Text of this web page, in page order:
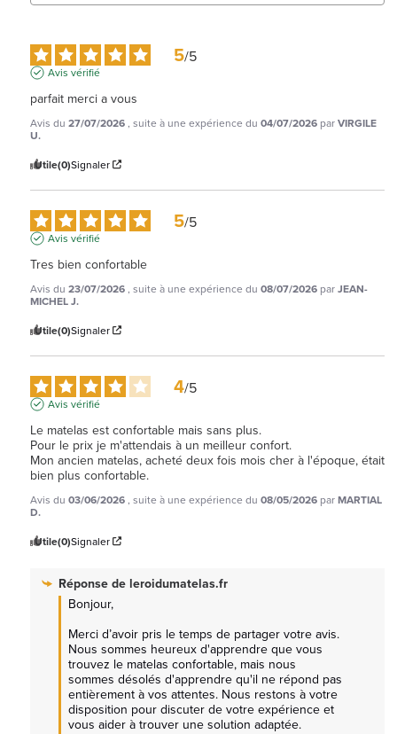
5/5
Avis vérifié
parfait merci a vous
Avis du 27/07/2026, suite à une expérience du 04/07/2026 parVIRGILE
U.
Utile(0)Signaler
5/5
Avis vérifié
Tres bien confortable
Avis du 23/07/2026, suite à une expérience du 08/07/2026 parJEAN-
MICHEL J.
Utile(0)Signaler
4/5
Avis vérifié
Le matelas est confortable mais sans plus.
Pour le prix je m'attendais à un meilleur confort.
Mon ancien matelas, acheté deux fois mois cher à l'époque, était
bien plus confortable.
Avis du 03/06/2026, suite à une expérience du 08/05/2026 parMARTIAL
D.
Utile(0)Signaler
Réponse de leroidumatelas.fr
Bonjour,
Merci d’avoir pris le temps de partager votre avis.
Nous sommes heureux d'apprendre que vous
trouvez le matelas confortable, mais nous
sommes désolés d'apprendre qu'il ne répond pas
entièrement à vos attentes. Nous restons à votre
disposition pour discuter de votre expérience et
vous aider à trouver une solution adaptée.